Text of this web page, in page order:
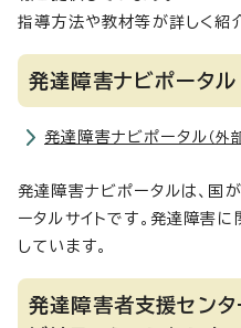
指導方法や教材等が詳しく紹
発達障害ナビポータル
発達障害ナビポータル （外
発達障害ナビポータルは、国
ータルサイトです。発達障害
しています。
発達障害者支援センタ